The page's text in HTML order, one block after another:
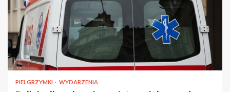
PIELGRZYMKI WYDARZENIA